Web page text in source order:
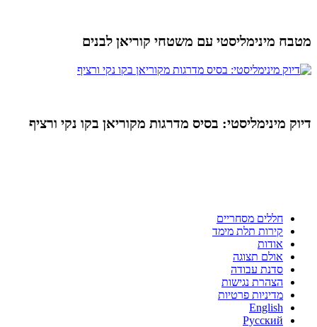
מטבח מינימליסטי עם משטחי קוריאן לבנים
דיוק מינימליסטי: בסיס מדרגות מקוריאן בקו נקי ורציף
חללים מסחריים
קירות תלת מימד
אודות
אולם תצוגה
סדנת עבודה
הצהרת נגישות
מדיניות פרטיות
English
Русский